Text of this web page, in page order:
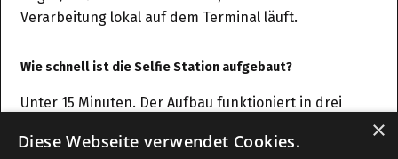
Verarbeitung lokal auf dem Terminal läuft.
Wie schnell ist die Selfie Station aufgebaut?
Unter 15 Minuten. Der Aufbau funktioniert in drei
Schritten: Flightcase öffnen, System aufstellen, Strom
anschließen. Die Software startet automatisch mit
×
Diese Webseite verwendet Cookies.